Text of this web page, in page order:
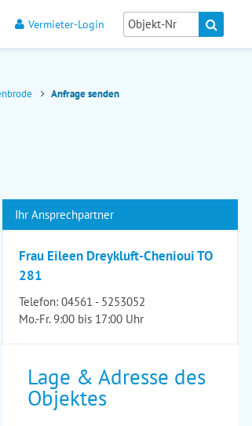
Vermieter-Login
Anfrage senden
Ihr Ansprechpartner
Frau Eileen Dreykluft-Chenioui TO
281
Telefon: 04561 - 5253052
Mo.-Fr. 9:00 bis 17:00 Uhr
Lage & Adresse des
Objektes